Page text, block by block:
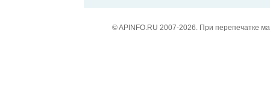
© APINFO.RU 2007-2026. При перепечатке